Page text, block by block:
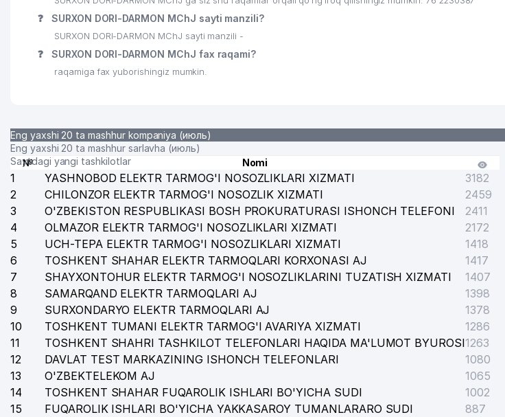
❓ SURXON DORI-DARMON MChJ sayti manzili?
SURXON DORI-DARMON MChJ sayti manzili -
❓ SURXON DORI-DARMON MChJ fax raqami?
raqamiga fax yuborishingiz mumkin.
Eng yaxshi 20 ta mashhur kompaniya (июль)
Eng yaxshi 20 ta mashhur sarlavha (июль)
Saytdagi yangi tashkilotlar
№ Nomi
1 YASHNOBOD ELEKTR TARMOG'I NOSOZLIKLARI XIZMATI
3182
2
CHILONZOR ELEKTR TARMOG'I NOSOZLIK XIZMATI
2459
3
O'ZBEKISTON RESPUBLIKASI BOSH PROKURATURASI ISHONCH TELEFONI
2411
4
OLMAZOR ELEKTR TARMOG'I NOSOZLIKLARI XIZMATI
2172
5
UCH-TEPA ELEKTR TARMOG'I NOSOZLIKLARI XIZMATI
1418
6
TOSHKENT SHAHAR ELEKTR TARMOQLARI KORXONASI AJ
1417
7
SHAYXONTOHUR ELEKTR TARMOG'I NOSOZLIKLARINI TUZATISH XIZMATI
1407
8
SAMARQAND ELEKTR TARMOQLARI AJ
1398
9
SURXONDARYO ELEKTR TARMOQLARI AJ
1378
10
TOSHKENT TUMANI ELEKTR TARMOG'I AVARIYA XIZMATI
1286
11
TOSHKENT SHAHRI TASHKILOT TELEFONLARI HAQIDA MA'LUMOT BYUROSI1263
12
DAVLAT TEST MARKAZINING ISHONCH TELEFONLARI
1080
13
O'ZBEKTELEKOM AJ
1065
14
TOSHKENT SHAHAR FUQAROLIK ISHLARI BO'YICHA SUDI
1002
15
FUQAROLIK ISHLARI BO'YICHA YAKKASAROY TUMANLARARO SUDI
887